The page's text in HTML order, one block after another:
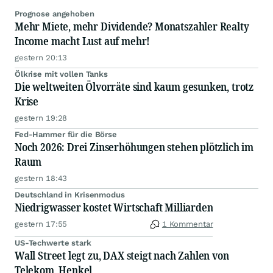
Prognose angehoben
Mehr Miete, mehr Dividende? Monatszahler Realty
Income macht Lust auf mehr!
gestern 20:13
Ölkrise mit vollen Tanks
Die weltweiten Ölvorräte sind kaum gesunken, trotz
Krise
gestern 19:28
Fed-Hammer für die Börse
Noch 2026: Drei Zinserhöhungen stehen plötzlich im
Raum
gestern 18:43
Deutschland in Krisenmodus
Niedrigwasser kostet Wirtschaft Milliarden
gestern 17:55 1 Kommentar
US-Techwerte stark
Wall Street legt zu, DAX steigt nach Zahlen von